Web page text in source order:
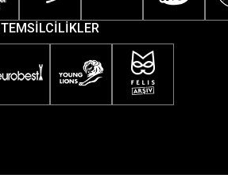
TEMSİLCİLİKLER